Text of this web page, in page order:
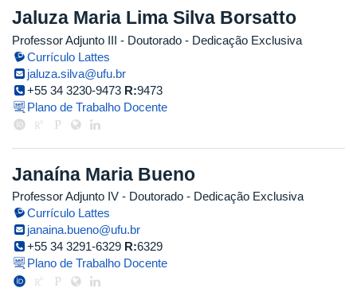
Jaluza Maria Lima Silva Borsatto
Professor Adjunto III - Doutorado - Dedicação Exclusiva
Currículo Lattes
jaluza.silva@ufu.br
+55 34 3230-9473 R:9473
Plano de Trabalho Docente
Janaína Maria Bueno
Professor Adjunto IV - Doutorado - Dedicação Exclusiva
Currículo Lattes
janaina.bueno@ufu.br
+55 34 3291-6329 R:6329
Plano de Trabalho Docente